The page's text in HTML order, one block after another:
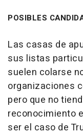
POSIBLES
Las casas de
sus listas
suelen colarse
organizaciones
pero que no
reconocimiento
ser el caso de